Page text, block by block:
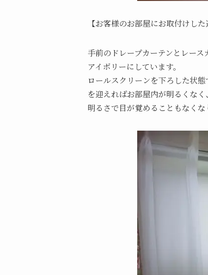
【お客様のお部屋にお取付けし
手前のドレープカーテンとレー
アイボリーにしています。
ロールスクリーンを下ろした状
を迎えればお部屋内が明るくなく、
明るさで目が覚めることもなくな